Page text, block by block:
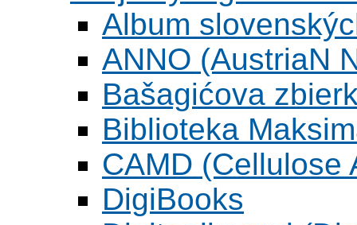
Album
ANNO (AustriaN
Bašagićova
Biblioteka
CAMD (Cellulose
DigiBooks